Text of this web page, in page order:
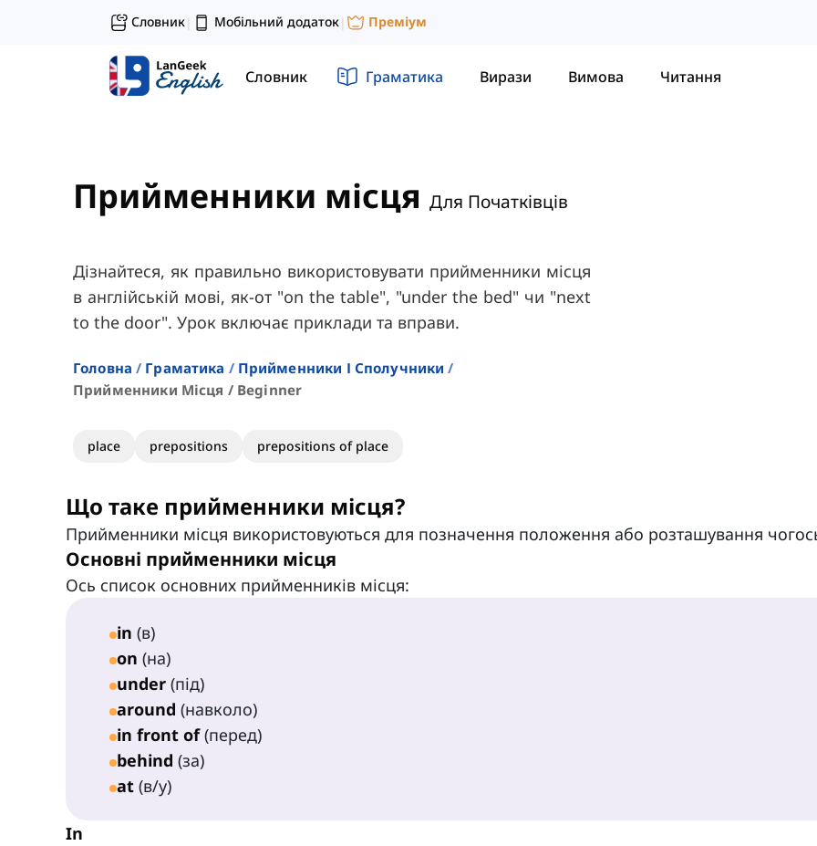
Словник| Мобільний додаток| Преміум
Словник Граматика Вирази Вимова Читання
Прийменники місця Для Початківців
Дізнайтеся, як правильно використовувати прийменники місця
в англійській мові, як-от "on the table", "under the bed" чи "next
to the door". Урок включає приклади та вправи.
Головна Граматика
Прийменники І Сполучники
Прийменники Місця / Beginner
place prepositions prepositions of place
Що таке прийменники місця?
Прийменники місця використовуються для позначення положення або розташування
Основні прийменники місця
Ось список основних прийменників місця:
in (в)
on (на)
under (під)
around (навколо)
in front of(перед)
behind (за)
at (в/у)
In